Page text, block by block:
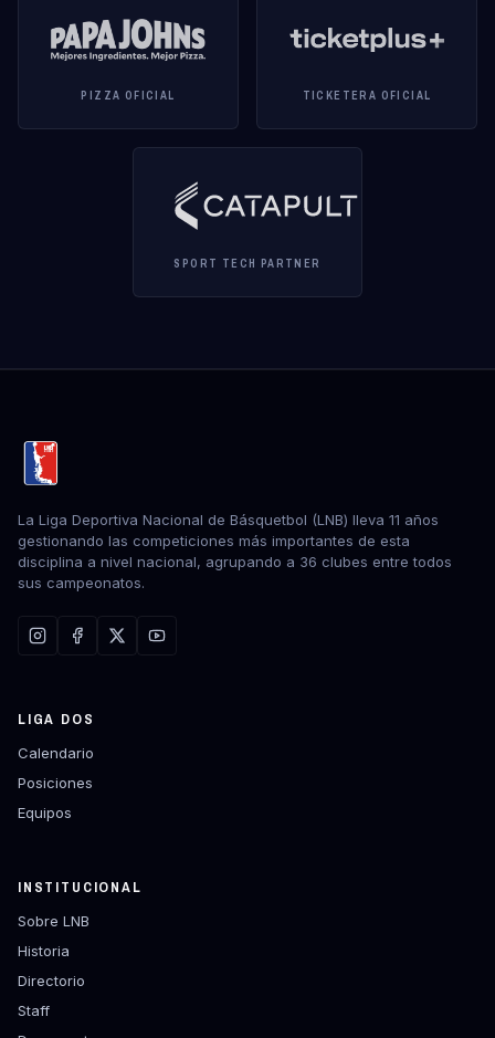
PIZZA OFICIAL TICKETERA OFICIAL
SPORT TECH PARTNER
La Liga Deportiva Nacional de Básquetbol (LNB) lleva 11 años
gestionando las competiciones más importantes de esta
disciplina a nivel nacional, agrupando a 36 clubes entre todos
sus campeonatos.
LIGA DOS
Calendario
Posiciones
Equipos
INSTITUCIONAL
Sobre LNB
Historia
Directorio
Staff